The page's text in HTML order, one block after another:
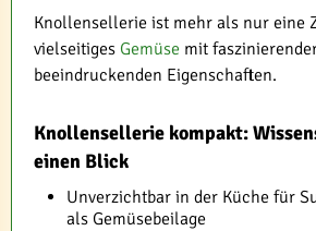
Knollensellerie ist mehr als nur eine
vielseitiges Gemüse mit
beeindruckenden Eigenschaften.
Knollensellerie kompakt:
einen Blick
Unverzichtbar in der Küche für
als Gemüsebeilage